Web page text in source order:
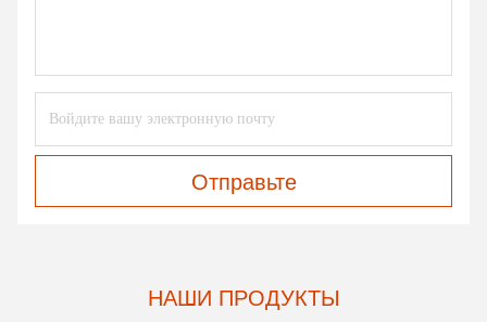
Отправьте
НАШИ ПРОДУКТЫ